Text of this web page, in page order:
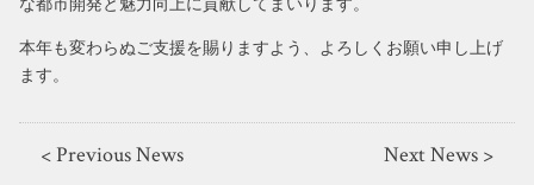
本年も変わらぬご支援を賜りますよう、よろしくお願い申し上げ
ます。
< Previous News Next News >